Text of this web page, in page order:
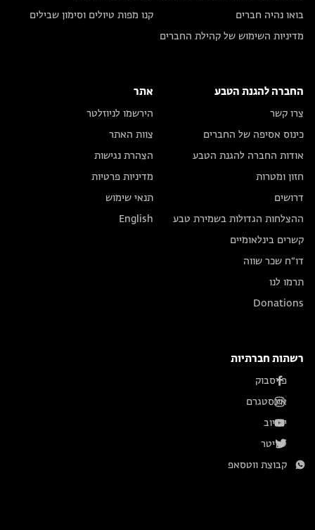
בואו נהיה חברים
מדיניות השימוש של קהילת החברים
קנו מפות טיולים וסימון שבילים
החברה להגנת הטבע
צרו קשר
כינוס אסיפה של החברים
אודות החברה להגנת הטבע
חזון ומטרות
דרושים
ההצלחות הגדולות בשמירת טבע
קשרים בינלאומיים
דו״ח שכר שווה
תרמו לנו
Donations
אתר
הירשמו לניוזלטר
צוות האתר
הצהרת נגישות
מדיניות פרטיות
תנאי שימוש
English
רשתות חברתיות
פייסבוק
אינסטגרם
יוטיוב
טוויטר
קבוצת ווטסאפ